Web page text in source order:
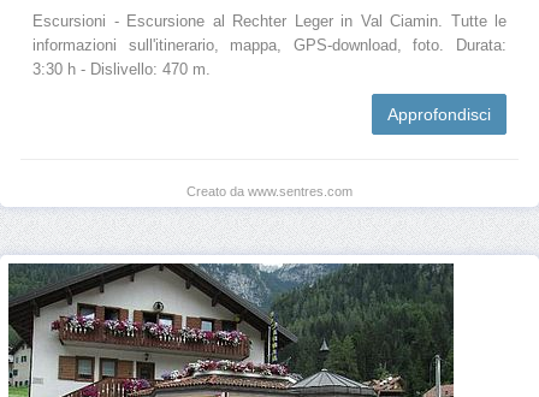
Escursioni - Escursione al Rechter Leger in Val Ciamin. Tutte le
informazioni sull'itinerario, mappa, GPS-download, foto. Durata:
3:30 h - Dislivello: 470 m.
Approfondisci
Creato da www.sentres.com